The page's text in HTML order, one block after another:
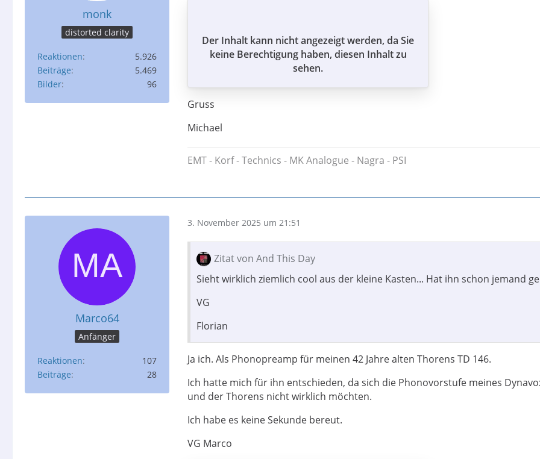
monk
distorted clarity
Reaktionen
5.926
Beiträge
5.469
Bilder
96
Der Inhalt kann nicht angezeigt werden, da Sie
keine Berechtigung haben, diesen Inhalt zu
sehen.
Gruss
Michael
EMT - Korf - Technics - MK Analogue - Nagra - PSI
Marco64
Anfänger
Reaktionen
107
Beiträge
28
3. November 2025 um 21:51
Zitat von And This Day
Sieht wirklich ziemlich cool aus der kleine Kasten... Hat ihn schon jemand
VG
Florian
Ja ich. Als Phonopreamp für meinen 42 Jahre alten Thorens TD 146.
Ich hatte mich für ihn entschieden, da sich die Phonovorstufe meines
und der Thorens nicht wirklich möchten.
Ich habe es keine Sekunde bereut.
VG Marco